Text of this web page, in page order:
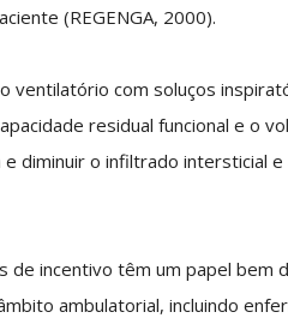
(REGENGA, 2000).
ventilatório com soluços
residual funcional e o
diminuir o infiltrado intersticial
incentivo têm um papel bem
ambulatorial, incluindo